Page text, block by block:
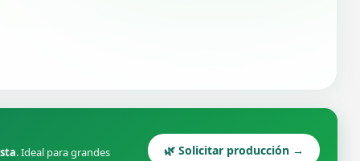
. Ideal para grandes
🌿 Solicitar producción →